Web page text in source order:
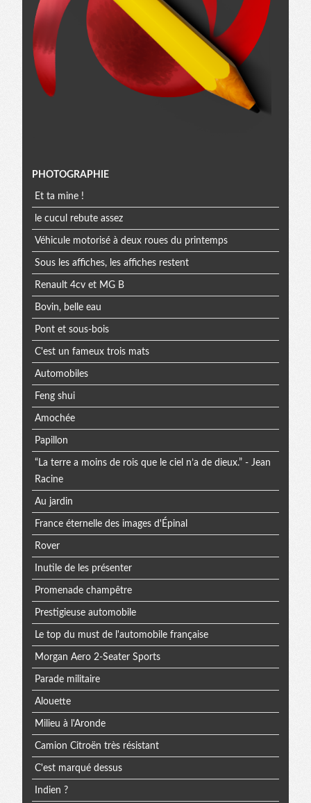
Menu
extra
PHOTOGRAPHIE
Et ta mine !
le cucul rebute assez
Véhicule motorisé à deux roues du printemps
Sous les affiches, les affiches restent
Renault 4cv et MG B
Bovin, belle eau
Pont et sous-bois
C'est un fameux trois mats
Automobiles
Feng shui
Amochée
Papillon
“La terre a moins de rois que le ciel n’a de dieux.” - Jean
Racine
Au jardin
France éternelle des images d'Épinal
Rover
Inutile de les présenter
Promenade champêtre
Prestigieuse automobile
Le top du must de l'automobile française
Morgan Aero 2-Seater Sports
Parade militaire
Alouette
Milieu à l'Aronde
Camion Citroën très résistant
C'est marqué dessus
Indien ?